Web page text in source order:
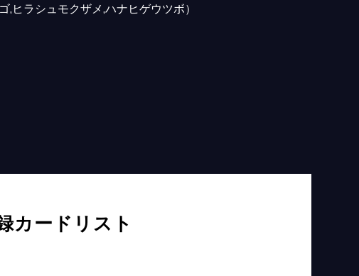
ヒラシュモクザメ,ハナヒゲウツボ）
カードリスト